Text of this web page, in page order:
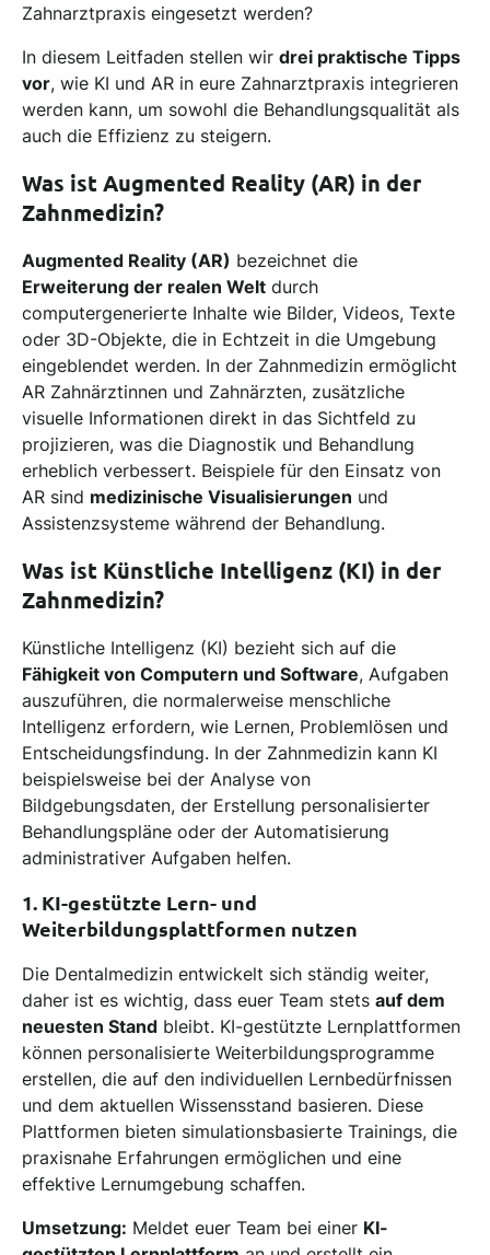
Zahnarztpraxis eingesetzt werden?
In diesem Leitfaden stellen wir drei praktische Tipps
vor, wie KI und AR in eure Zahnarztpraxis integrieren
werden kann, um sowohl die Behandlungsqualität als
auch die Effizienz zu steigern.
Was ist Augmented Reality (AR) in der
Zahnmedizin?
Augmented Reality (AR) bezeichnet die
Erweiterung der realen Welt durch
computergenerierte Inhalte wie Bilder, Videos, Texte
oder 3D-Objekte, die in Echtzeit in die Umgebung
eingeblendet werden. In der Zahnmedizin ermöglicht
AR Zahnärztinnen und Zahnärzten, zusätzliche
visuelle Informationen direkt in das Sichtfeld zu
projizieren, was die Diagnostik und Behandlung
erheblich verbessert. Beispiele für den Einsatz von
AR sind medizinische Visualisierungen und
Assistenzsysteme während der Behandlung.
Was ist Künstliche Intelligenz (KI) in der
Zahnmedizin?
Künstliche Intelligenz (KI) bezieht sich auf die
Fähigkeit von Computern und Software, Aufgaben
auszuführen, die normalerweise menschliche
Intelligenz erfordern, wie Lernen, Problemlösen und
Entscheidungsfindung. In der Zahnmedizin kann KI
beispielsweise bei der Analyse von
Bildgebungsdaten, der Erstellung personalisierter
Behandlungspläne oder der Automatisierung
administrativer Aufgaben helfen.
1. KI-gestützte Lern- und
Weiterbildungsplattformen nutzen
Die Dentalmedizin entwickelt sich ständig weiter,
daher ist es wichtig, dass euer Team stets auf dem
neuesten Stand bleibt. KI-gestützte Lernplattformen
können personalisierte Weiterbildungsprogramme
erstellen, die auf den individuellen Lernbedürfnissen
und dem aktuellen Wissensstand basieren. Diese
Plattformen bieten simulationsbasierte Trainings, die
praxisnahe Erfahrungen ermöglichen und eine
effektive Lernumgebung schaffen.
Umsetzung: Meldet euer Team bei einer KI-